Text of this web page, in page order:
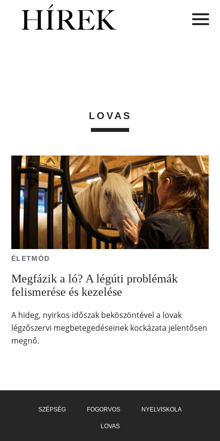
LOVAS
ÉLETMÓD
Megfázik a ló? A légúti problémák
felismerése és kezelése
A hideg, nyirkos időszak beköszöntével a lovak
légzőszervi megbetegedéseinek kockázata jelentősen
megnő.
SZÉPSÉG FOGORVOS NYELVISKOLA
LOVAS